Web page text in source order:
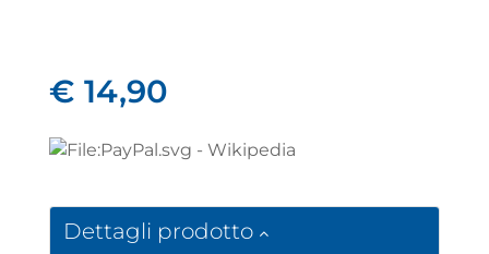
€ 14,90
Dettagli prodotto